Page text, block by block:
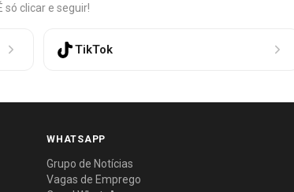
só clicar e seguir!
TikTok
WHATSAPP
Grupo de Notícias
Vagas de Emprego